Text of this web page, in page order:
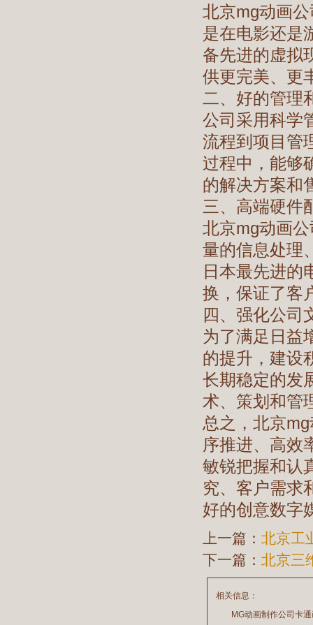
北京mg动画
是在电影还是
备先进的虚拟
供更完美、更
二、好的管理
公司采用科学
流程到项目管
过程中，能够
的解决方案和
三、高端硬件
北京mg动画
量的信息处理
日本最先进的
换，保证了客
四、强化公司
为了满足日益
的提升，建设
长期稳定的发
术、策划和管
总之，北京
序推进、高效
敏锐把握和认
究、客户需求
好的创意数字
上一篇： 北京工
下一篇： 北京三
相关信息：
MG动画制作公司卡